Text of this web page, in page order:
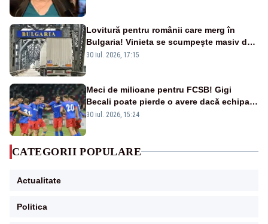
Lovitură pentru românii care merg în
Bulgaria! Vinieta se scumpește masiv de
la 1 august
30 iul. 2026, 17:15
Meci de milioane pentru FCSB! Gigi
Becali poate pierde o avere dacă echipa
este eliminată de FK Auda
30 iul. 2026, 15:24
CATEGORII POPULARE
Actualitate
Politica